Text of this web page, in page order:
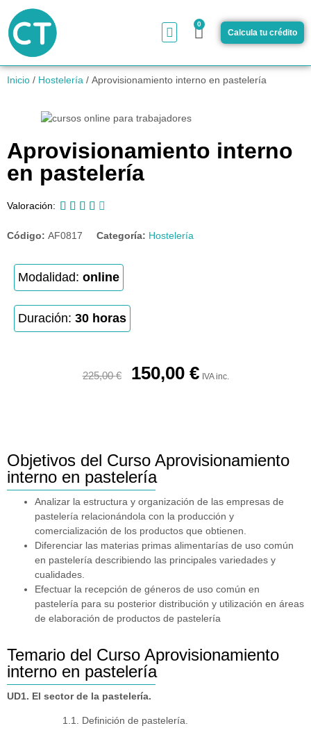
0
Calcula tu crédito
Inicio / Hostelería / Aprovisionamiento interno en pastelería
Aprovisionamiento interno
en pastelería
Valoración:     
Código: AF0817 Categoría: Hostelería
Modalidad: online
Duración: 30 horas
225,00€ 150,00 € IVA inc.
Objetivos del Curso Aprovisionamiento
interno en pastelería
Analizar la estructura y organización de las empresas de
pastelería relacionándola con la producción y
comercialización de los productos que obtienen.
Diferenciar las materias primas alimentarías de uso común
en pastelería describiendo las principales variedades y
cualidades.
Efectuar la recepción de géneros de uso común en
pastelería para su posterior distribución y utilización en áreas
de elaboración de productos de pastelería
Temario del Curso Aprovisionamiento
interno en pastelería
UD1. El sector de la pastelería.
1.1. Definición de pastelería.